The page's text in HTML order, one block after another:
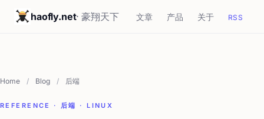
haofly.net· 豪翔天下 文章 产品 关于 RSS
Home / Blog / 后端
REFERENCE · 后端 · LINUX